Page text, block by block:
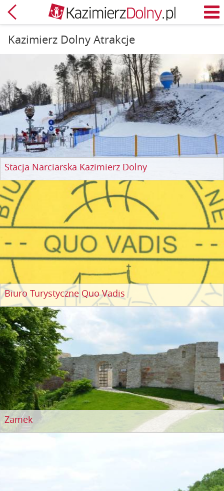
Powrót
Kazimierz Dolny Atrakcje
Stacja Narciarska Kazimierz Dolny
Biuro Turystyczne Quo Vadis
Zamek